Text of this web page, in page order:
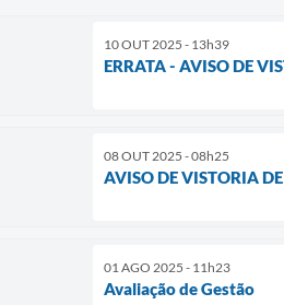
10 OUT 2025 - 13h39
ERRATA - AVISO DE
08 OUT 2025 - 08h25
AVISO DE VISTORIA
01 AGO 2025 - 11h23
Avaliação de Gestão